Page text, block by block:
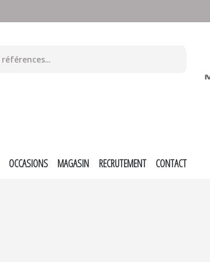
OCCASIONS MAGASIN RECRUTEMENT CONTACT